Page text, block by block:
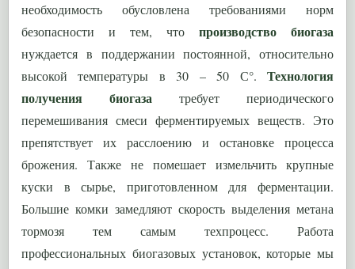
необходимость обусловлена требованиями норм
безопасности и тем, что производство биогаза
нуждается в поддержании постоянной, относительно
высокой температуры в 30 – 50 С°. Технология
получения биогаза требует периодического
перемешивания смеси ферментируемых веществ. Это
препятствует их расслоению и остановке процесса
брожения. Также не помешает измельчить крупные
куски в сырье, приготовленном для ферментации.
Большие комки замедляют скорость выделения метана
тормозя тем самым техпроцесс. Работа
профессиональных биогазовых установок, которые мы